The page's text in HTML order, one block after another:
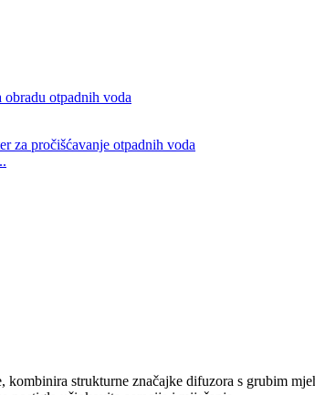
kombinira strukturne značajke difuzora s grubim